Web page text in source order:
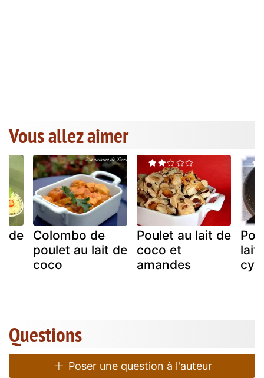
Vous allez aimer
de
Colombo de
poulet au lait de
coco
Poulet au lait de
coco et
amandes
lait
Questions
Poser une question à l'auteur